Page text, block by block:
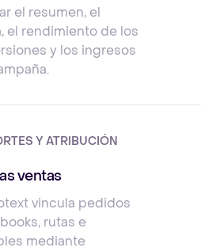
el resumen, el
el rendimiento de los
y los ingresos
Y ATRIBUCIÓN
ventas
vincula pedidos
rutas e
mediante